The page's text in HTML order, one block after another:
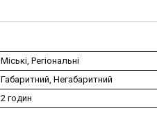
Міські, Регіональні
Габаритний, Негабаритний
2 годин